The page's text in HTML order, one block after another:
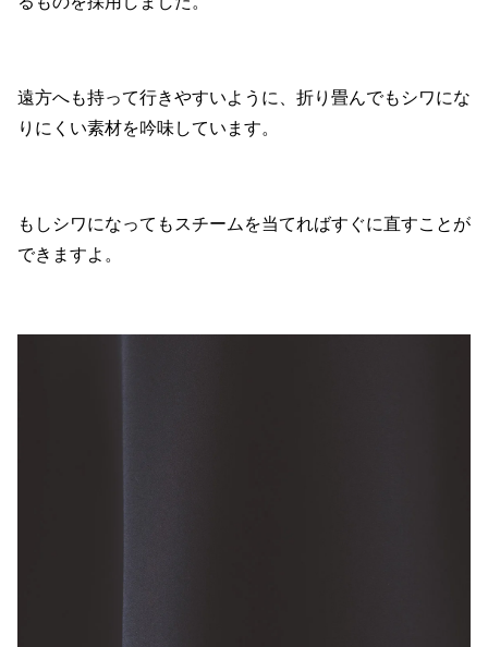
遠方へも持って行きやすいように、折り畳んでもシワにな
りにくい素材を吟味しています。
もしシワになってもスチームを当てればすぐに直すことが
できますよ。